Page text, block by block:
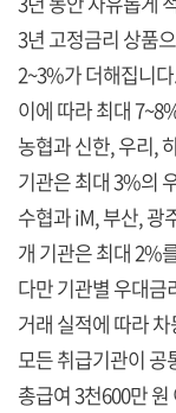
3년 고정금리 상품
2~3%가 더해집니다.
이에 따라 최대
농협과 신한, 우리,
기관은 최대 3%의
수협과 iM, 부산, 광
개 기관은 최대 2%
다만 기관별 우대금
거래 실적에 따라
모든 취급기관이 공
총급여 3천600만